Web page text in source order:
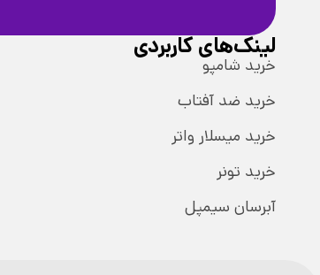
لینک‌های کاربردی
خرید شامپو
خرید ضد آفتاب
خرید میسلار واتر
خرید تونر
آبرسان سیمپل